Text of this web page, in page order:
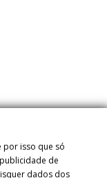
por isso que só
de
dados dos